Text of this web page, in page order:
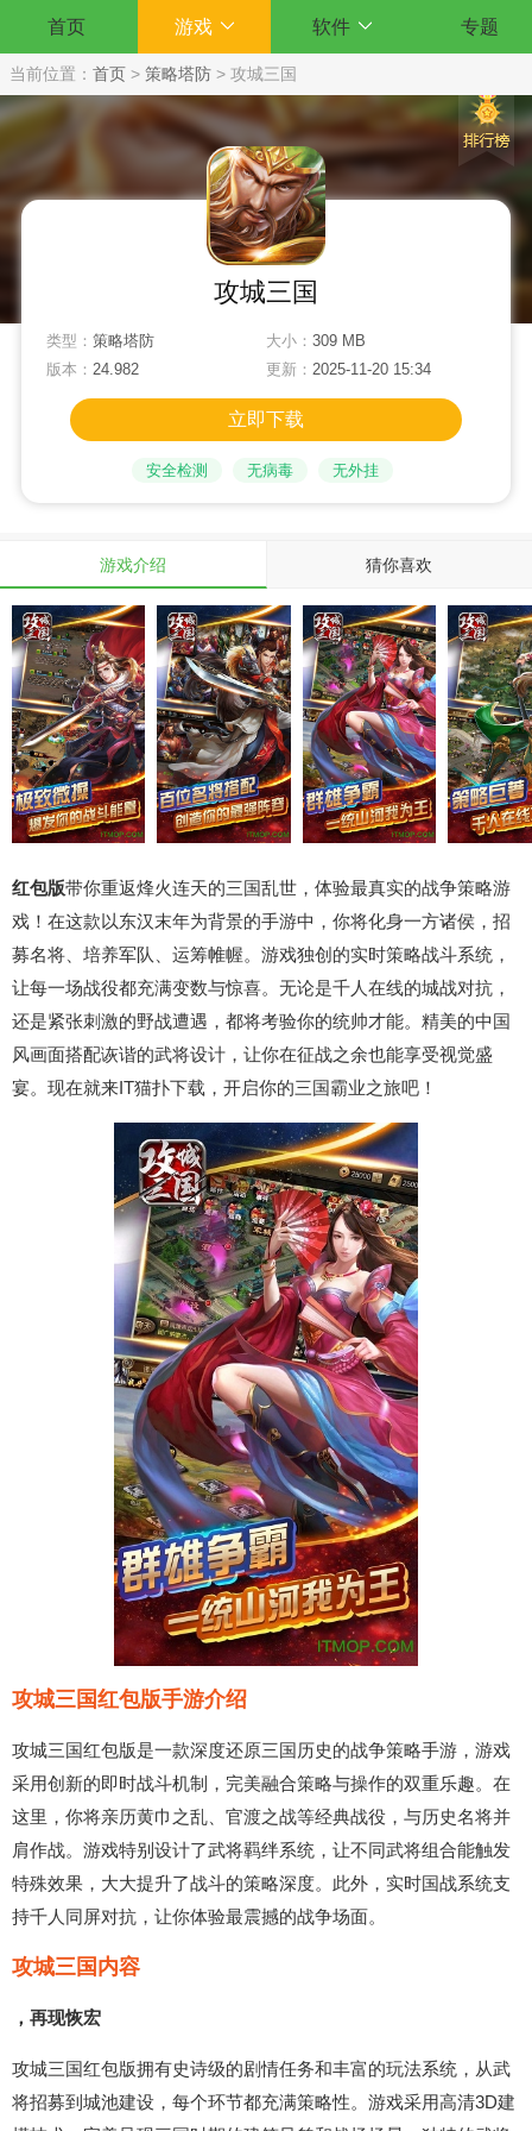
首页 游戏 软件 专题
当前位置： 首页 > 策略塔防 > 攻城三国
攻城三国
类型： 策略塔防 大小： 309 MB
版本： 24.982 更新： 2025-11-20 15:34
立即下载
安全检测 无病毒 无外挂
游戏介绍 猜你喜欢
红包版带你重返烽火连天的三国乱世，体验最真实的战争策略游
戏！在这款以东汉末年为背景的手游中，你将化身一方诸侯，招
募名将、培养军队、运筹帷幄。游戏独创的实时策略战斗系统，
让每一场战役都充满变数与惊喜。无论是千人在线的城战对抗，
还是紧张刺激的野战遭遇，都将考验你的统帅才能。精美的中国
风画面搭配诙谐的武将设计，让你在征战之余也能享受视觉盛
宴。现在就来IT猫扑下载，开启你的三国霸业之旅吧！
攻城三国红包版手游介绍
攻城三国红包版是一款深度还原三国历史的战争策略手游，游戏
采用创新的即时战斗机制，完美融合策略与操作的双重乐趣。在
这里，你将亲历黄巾之乱、官渡之战等经典战役，与历史名将并
肩作战。游戏特别设计了武将羁绊系统，让不同武将组合能触发
特殊效果，大大提升了战斗的策略深度。此外，实时国战系统支
持千人同屏对抗，让你体验最震撼的战争场面。
攻城三国内容
，再现恢宏
攻城三国红包版拥有史诗级的剧情任务和丰富的玩法系统，从武
将招募到城池建设，每个环节都充满策略性。游戏采用高清3D建